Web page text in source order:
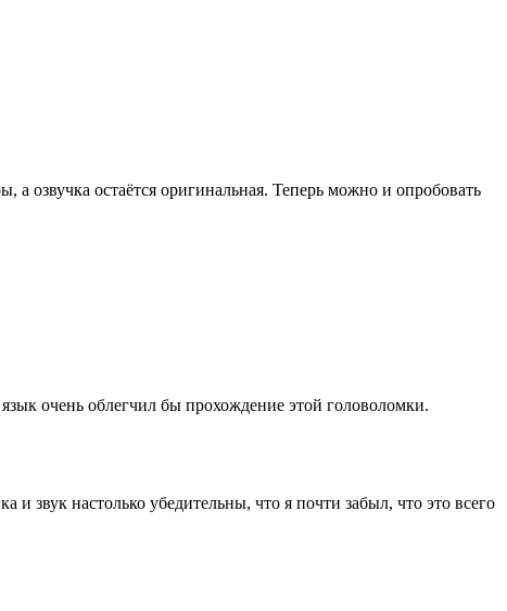
а озвучка остаётся оригинальная. Теперь можно и опробовать
очень облегчил бы прохождение этой головоломки.
звук настолько убедительны, что я почти забыл, что это всего